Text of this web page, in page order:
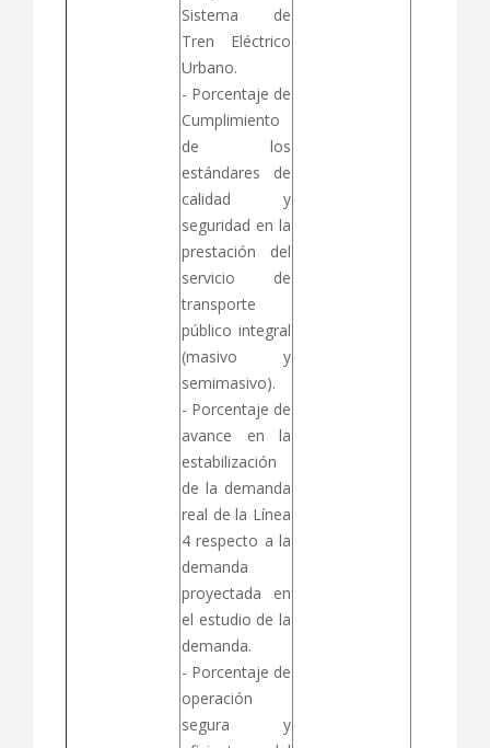
Sistema de
Tren Eléctrico
Urbano.
- Porcentaje de
Cumplimiento
de los
estándares de
calidad y
seguridad en la
prestación del
servicio de
transporte
público integral
(masivo y
semimasivo).
- Porcentaje de
avance en la
estabilización
de la demanda
real de la Línea
4 respecto a la
demanda
proyectada en
el estudio de la
demanda.
- Porcentaje de
operación
segura y